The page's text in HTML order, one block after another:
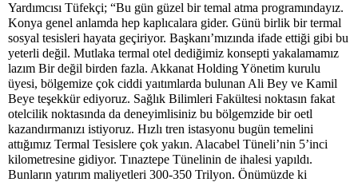
Yardımcısı Tüfekçi; “Bu gün güzel bir temal atma programındayız.
Konya genel anlamda hep kaplıcalara gider. Günü birlik bir termal
sosyal tesisleri hayata geçiriyor. Başkanı’mızında ifade ettiği gibi bu
yeterli değil. Mutlaka termal otel dediğimiz konsepti yakalamamız
lazım Bir değil birden fazla. Akkanat Holding Yönetim kurulu
üyesi, bölgemize çok ciddi yaıtımlarda bulunan Ali Bey ve Kamil
Beye teşekkür ediyoruz. Sağlık Bilimleri Fakültesi noktasın fakat
otelcilik noktasında da deneyimlisiniz bu bölgemzide bir oetl
kazandırmanızı istiyoruz. Hızlı tren istasyonu bugün temelini
attığımız Termal Tesislere çok yakın. Alacabel Tüneli’nin 5’inci
kilometresine gidiyor. Tınaztepe Tünelinin de ihalesi yapıldı.
Bunların yatırım maliyetleri 300-350 Trilyon. Önümüzde ki